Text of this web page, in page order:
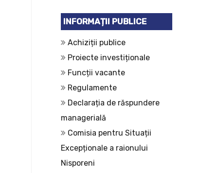
INFORMAȚII PUBLICE
Achiziții publice
Proiecte investiționale
Funcții vacante
Regulamente
Declarația de răspundere
managerială
Comisia pentru Situații
Excepționale a raionului
Nisporeni